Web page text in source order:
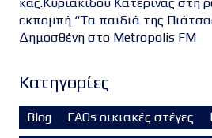
εκπομπή “Τα παιδιά της
Δημοσθένη στο Metropolis FM
Kατηγορίες
Blog FAQs οικιακές στέγες